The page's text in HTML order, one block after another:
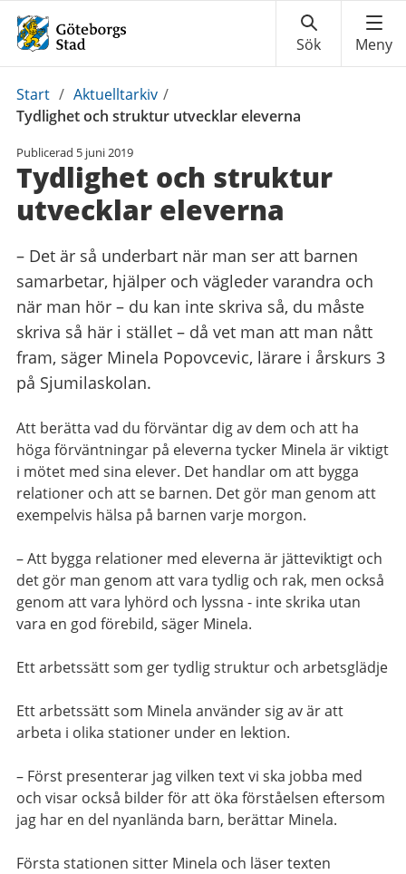
Du
är
Start / Aktuelltarkiv /
Tydlighet och struktur utvecklar eleverna
Publicerad 5 juni 2019
Tydlighet och struktur
utvecklar eleverna
– Det är så underbart när man ser att barnen
samarbetar, hjälper och vägleder varandra och
när man hör – du kan inte skriva så, du måste
skriva så här i stället – då vet man att man nått
fram, säger Minela Popovcevic, lärare i årskurs 3
på Sjumilaskolan.
Att berätta vad du förväntar dig av dem och att ha
höga förväntningar på eleverna tycker Minela är viktigt
i mötet med sina elever. Det handlar om att bygga
relationer och att se barnen. Det gör man genom att
exempelvis hälsa på barnen varje morgon.
– Att bygga relationer med eleverna är jätteviktigt och
det gör man genom att vara tydlig och rak, men också
genom att vara lyhörd och lyssna - inte skrika utan
vara en god förebild, säger Minela.
Ett arbetssätt som ger tydlig struktur och arbetsglädje
Ett arbetssätt som Minela använder sig av är att
arbeta i olika stationer under en lektion.
– Först presenterar jag vilken text vi ska jobba med
och visar också bilder för att öka förståelsen eftersom
jag har en del nyanlända barn, berättar Minela.
Första stationen sitter Minela och läser texten